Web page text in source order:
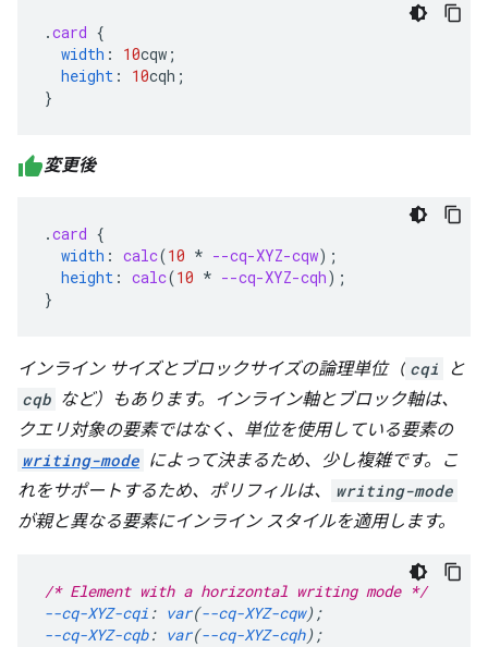
.card {
width : 10cqw ;
height : 10cqh ;
}
変更後
.card {
width : calc(10 * --cq-XYZ-cqw);
height : calc(10 * --cq-XYZ-cqh);
}
インライン サイズとブロックサイズの論理単位（ cqi と
cqb など）もあります。インライン軸とブロック軸は、
クエリ対象の要素ではなく、 単位を使用している要素の
writing-mode によって決まるため、少し複雑です。こ
れをサポートするため、ポリフィルは、
writing-mode
が親と異なる要素にインライン スタイルを適用します。
/* Element with a horizontal writing mode */
--cq-XYZ-cqi : var(--cq-XYZ-cqw);
--cq-XYZ-cqb: var(--cq-XYZ-cqh);